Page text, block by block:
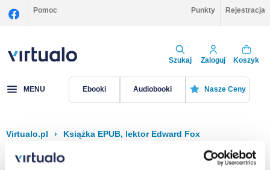
Pomoc Punkty Rejestracja
Szukaj Zaloguj Koszyk
MENU Ebooki Audiobooki Nasze Ceny
Virtualo.pl › Książka EPUB, lektor Edward Fox
Filtruj Sortuj